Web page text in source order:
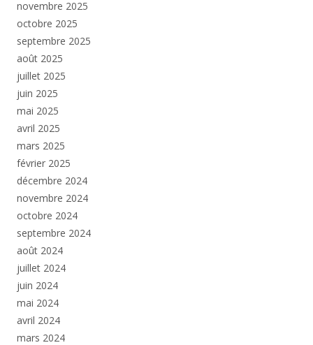
novembre 2025
octobre 2025
septembre 2025
août 2025
juillet 2025
juin 2025
mai 2025
avril 2025
mars 2025
février 2025
décembre 2024
novembre 2024
octobre 2024
septembre 2024
août 2024
juillet 2024
juin 2024
mai 2024
avril 2024
mars 2024